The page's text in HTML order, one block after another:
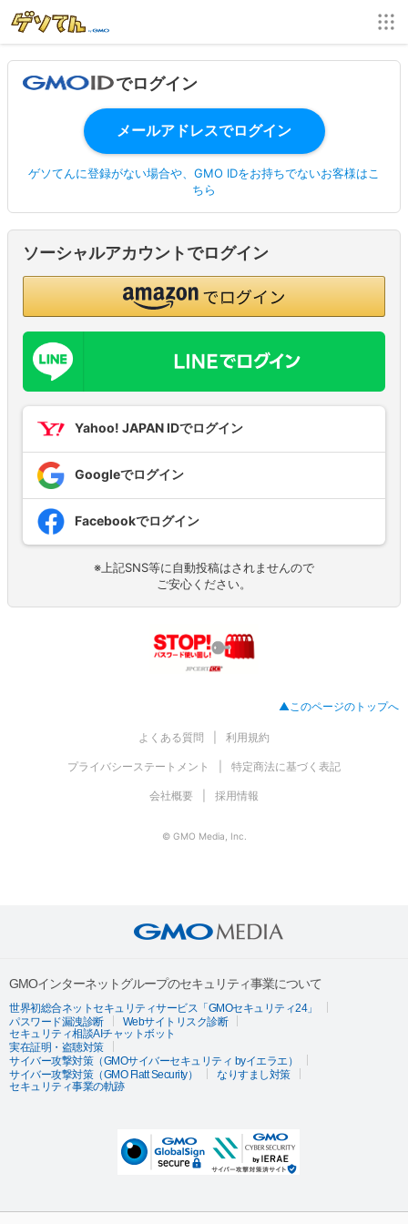
でログイン
ゲソてんに登録がない場合や、GMO IDをお持ちでないお客様はこ
ちら
ソーシャルアカウントでログイン
Yahoo! JAPAN IDでログイン
Googleでログイン
Facebookでログイン
※上記SNS等に自動投稿はされませんので
ご安心ください。
▲このページのトップへ
よくある質問 利用規約
プライバシーステートメント 特定商法に基づく表記
会社概要 採用情報
© GMO Media, Inc.
GMOインターネットグループのセキュリティ事業について
世界初総合ネットセキュリティサービス「GMOセキュリティ24」
パスワード漏洩診断
Webサイトリスク診断
セキュリティ相談AIチャットボット
実在証明・盗聴対策
サイバー攻撃対策（GMOサイバーセキュリティ byイエラエ）
サイバー攻撃対策（GMO Flatt Security）
なりすまし対策
セキュリティ事業の軌跡